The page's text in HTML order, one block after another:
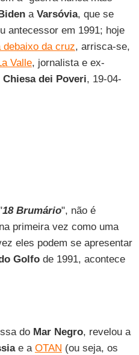
a Varsóvia, que se
antecessor em 1991; hoje
debaixo da cruz, arrisca-se,
Valle, jornalista e ex-
dei Poveri, 19-04-
18 Brumário", não é
primeira vez como uma
eles podem se apresentar
Golfode 1991, acontece
do Mar Negro, revelou a
e a OTAN (ou seja, os